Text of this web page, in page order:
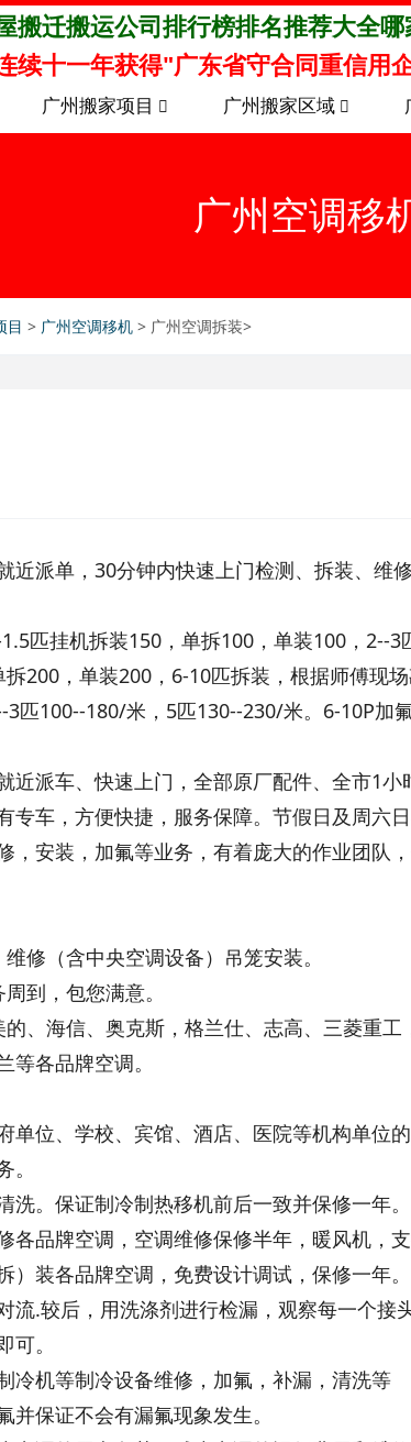
搬迁搬运公司排行榜排名推荐大全
续十一年获得"广东省守合同重信用
广州搬家项目 广州搬家区域
广州空调移
目 > 广州空调移机 > 广州空调拆装>
派单，30分钟内快速上门检测、拆装、维
匹挂机拆装150，单拆100，单装100，2--3
200，单装200，6-10匹拆装，根据师傅现场
匹100--180/米，5匹130--230/米。6-10P加
近派车、快速上门，全部原厂配件、全市1小
专车，方便快捷，服务保障。节假日及周六
，安装，加氟等业务，有着庞大的作业团队
修（含中央空调设备）吊笼安装。
到，包您满意。
、海信、奥克斯，格兰仕、志高、三菱重工
各品牌空调。
单位、学校、宾馆、酒店、医院等机构单位
。保证制冷制热移机前后一致并保修一年。
品牌空调，空调维修保修半年，暖风机，支
装各品牌空调，免费设计调试，保修一年。
流.较后，用洗涤剂进行检漏，观察每一个接
。
冷机等制冷设备维修，加氟，补漏，清洗等
保证不会有漏氟现象发生。